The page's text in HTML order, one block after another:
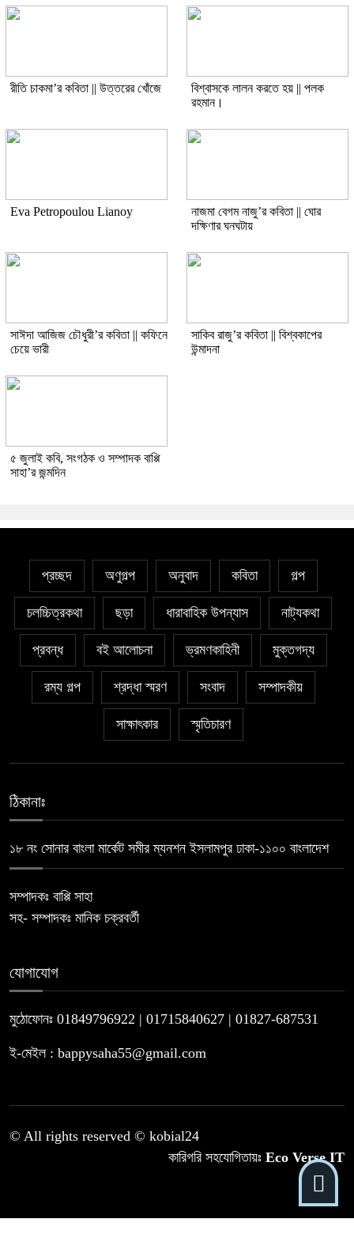
রীতি চাকমা’র কবিতা || উত্তরের খোঁজে
বিশ্বাসকে লালন করতে হয় || পলক
রহমান।
Eva Petropoulou Lianoy
নাজমা বেগম নাজু’র কবিতা || ঘোর
দক্ষিণার ঘনঘটায়
সাঈদা আজিজ চৌধুরী’র কবিতা || কফিনে
চেয়ে ভারী
সাকিব রাজু’র কবিতা || বিশ্বকাপের
উন্মাদনা
৫ জুলাই কবি, সংগঠক ও সম্পাদক বাপ্পি
সাহা’র জন্মদিন
প্রচ্ছদ অণুগল্প অনুবাদ কবিতা গল্প
চলচ্চিত্রকথা ছড়া ধারাবাহিক উপন্যাস নাট্যকথা
প্রবন্ধ বই আলোচনা ভ্রমণকাহিনী মুক্তগদ্য
রম্য গল্প শ্রদ্ধা স্মরণ সংবাদ সম্পাদকীয়
সাক্ষাৎকার স্মৃতিচারণ
ঠিকানাঃ
১৮ নং সোনার বাংলা মার্কেট সমীর ম্যনশন ইসলামপুর ঢাকা-১১০০ বাংলাদেশ
সম্পাদকঃ বাপ্পি সাহা
সহ- সম্পাদকঃ মানিক চক্রবর্তী
যোগাযোগ
মুঠোফোনঃ 01849796922 | 01715840627 | 01827-687531
ই-মেইল : bappysaha55@gmail.com
© All rights reserved © kobial24
কারিগরি সহযোগিতায়ঃ Eco Verse IT